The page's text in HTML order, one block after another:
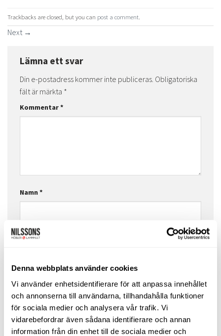
Denna webbplats använder cookies
Vi använder enhetsidentifierare för att anpassa innehållet
och annonserna till användarna, tillhandahålla funktioner
för sociala medier och analysera vår trafik. Vi
vidarebefordrar även sådana identifierare och annan
information från din enhet till de sociala medier och
Trackbacks are closed, but you can post a comment
Next →
Lämna ett svar
Din e-postadress kommer inte publiceras. Obligatoriska
fält är märkta *
Kommentar*
Namn*
E-postadress
Webbplats